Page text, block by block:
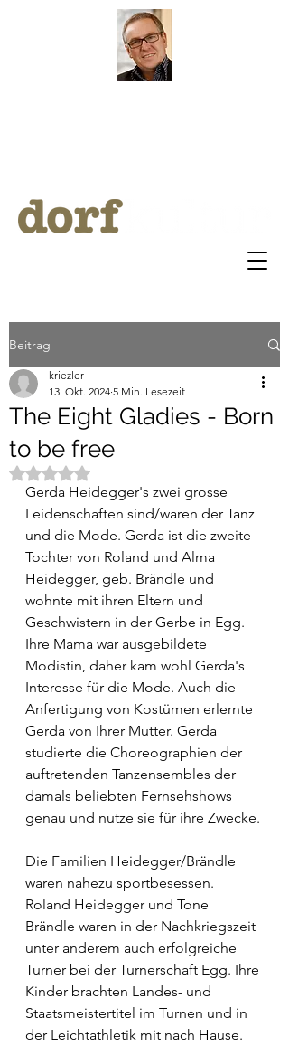
Beitrag
The Eight Gladies - Born
to be free
kriezler
13. Okt. 2024 5 Min. Lesezeit
Mit NaN von 5 Sternen bewertet.
Gerda Heidegger's zwei grosse
Leidenschaften sind/waren der Tanz
und die Mode. Gerda ist die zweite
Tochter von Roland und Alma
Heidegger, geb. Brändle und
wohnte mit ihren Eltern und
Geschwistern in der Gerbe in Egg.
Ihre Mama war ausgebildete
Modistin, daher kam wohl Gerda's
Interesse für die Mode. Auch die
Anfertigung von Kostümen erlernte
Gerda von Ihrer Mutter. Gerda
studierte die Choreographien der
auftretenden Tanzensembles der
damals beliebten Fernsehshows
genau und nutze sie für ihre Zwecke.
Die Familien Heidegger/Brändle
waren nahezu sportbesessen.
Roland Heidegger und Tone
Brändle waren in der Nachkriegszeit
unter anderem auch erfolgreiche
Turner bei der Turnerschaft Egg. Ihre
Kinder brachten Landes- und
Staatsmeistertitel im Turnen und in
der Leichtathletik mit nach Hause.